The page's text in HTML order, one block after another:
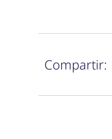
Compartir: